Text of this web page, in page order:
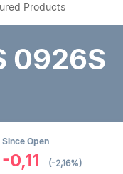
Products
0926S
Since Open
-0,11 (-2,16%)